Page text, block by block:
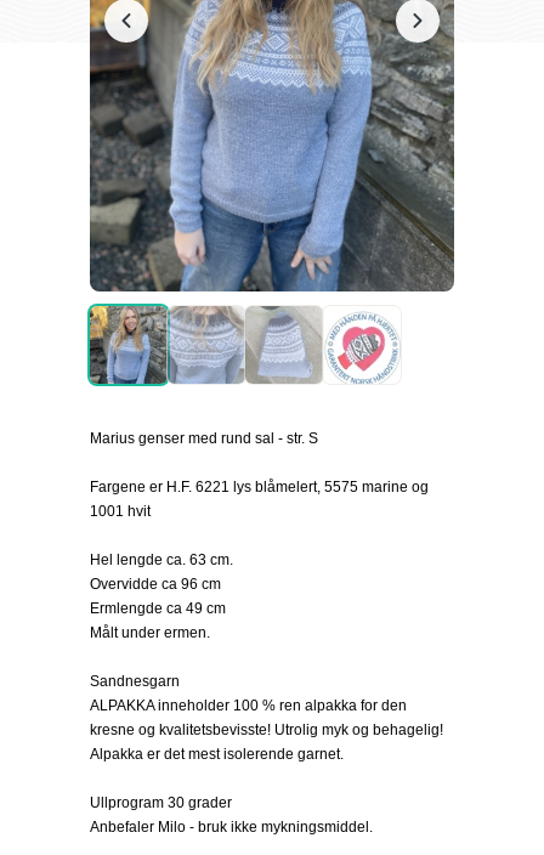
Marius genser med rund sal - str. S
Fargene er H.F. 6221 lys blåmelert, 5575 marine og
1001 hvit
Hel lengde ca. 63 cm.
Overvidde ca 96 cm
Ermlengde ca 49 cm
Målt under ermen.
Sandnesgarn
ALPAKKA inneholder 100 % ren alpakka for den
kresne og kvalitetsbevisste! Utrolig myk og behagelig!
Alpakka er det mest isolerende garnet.
Ullprogram 30 grader
Anbefaler Milo - bruk ikke mykningsmiddel.